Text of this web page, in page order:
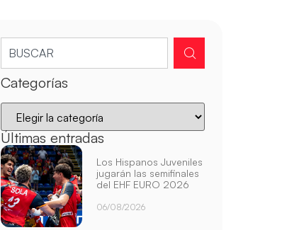
Categorías
Últimas entradas
Los Hispanos Juveniles
jugarán las semifinales
del EHF EURO 2026
06/08/2026